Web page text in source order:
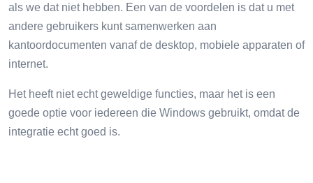
als we dat niet hebben. Een van de voordelen is dat u met
andere gebruikers kunt samenwerken aan
kantoordocumenten vanaf de desktop, mobiele apparaten of
internet.
Het heeft niet echt geweldige functies, maar het is een
goede optie voor iedereen die Windows gebruikt, omdat de
integratie echt goed is.